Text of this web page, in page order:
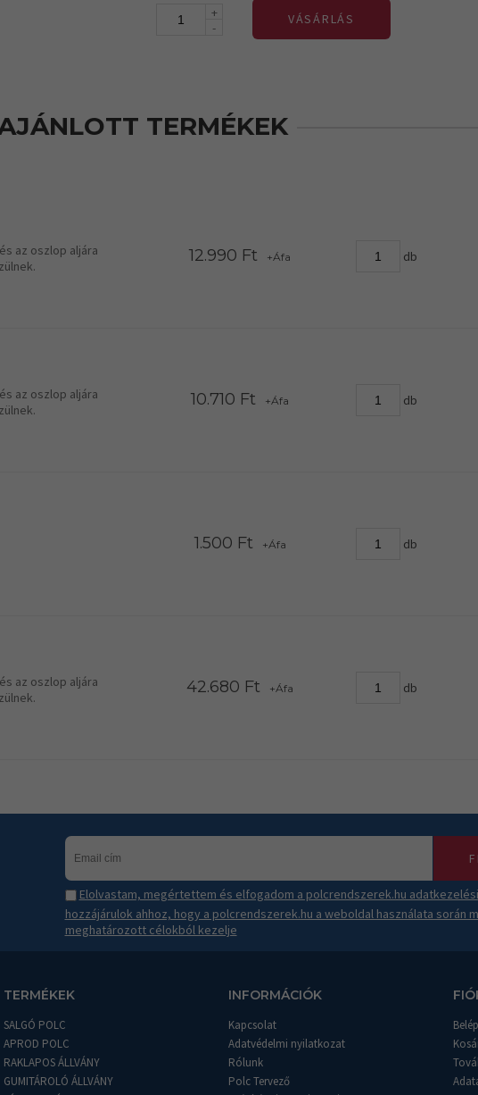
+
-
VÁSÁRLÁS
TERMÉKEK
az oszlop aljára
12.990 Ft +Áfa db
az oszlop aljára
10.710 Ft +Áfa db
1.500 Ft +Áfa db
az oszlop aljára
42.680 Ft +Áfa db
Elolvastam, megértettem és elfogadom a polcrendszerek.hu
hozzájárulok ahhoz, hogy a polcrendszerek.hu a weboldal használata során
meghatározott célokból kezelje
TERMÉKEK
SALGÓ POLC
APROD POLC
RAKLAPOS ÁLLVÁNY
GUMITÁROLÓ ÁLLVÁNY
INFORMÁCIÓK
Kapcsolat
Adatvédelmi nyilatkozat
Rólunk
Polc Tervező